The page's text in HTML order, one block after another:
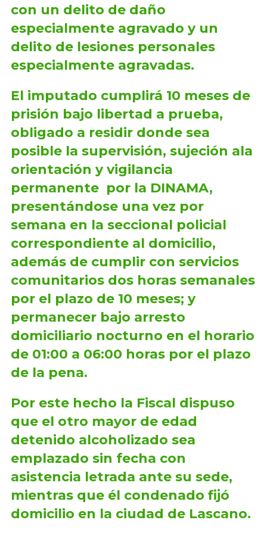
con un delito de daño
especialmente agravado y un
delito de lesiones personales
especialmente agravadas.
El imputado cumplirá 10 meses de
prisión bajo libertad a prueba,
obligado a residir donde sea
posible la supervisión, sujeción ala
orientación y vigilancia
permanente por la DINAMA,
presentándose una vez por
semana en la seccional policial
correspondiente al domicilio,
además de cumplir con servicios
comunitarios dos horas semanales
por el plazo de 10 meses; y
permanecer bajo arresto
domiciliario nocturno en el horario
de 01:00 a 06:00 horas por el plazo
de la pena.
Por este hecho la Fiscal dispuso
que el otro mayor de edad
detenido alcoholizado sea
emplazado sin fecha con
asistencia letrada ante su sede,
mientras que él condenado fijó
domicilio en la ciudad de Lascano.